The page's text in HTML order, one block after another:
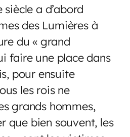
a d’abord
des Lumières à
du « grand
faire une place dans
pour ensuite
les rois ne
grands hommes,
que bien souvent, les